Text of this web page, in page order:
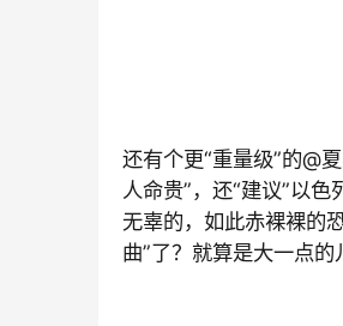
还有个更“重量级”的@
人命贵”，还“建议”以
无辜的，如此赤裸裸的
曲”了？就算是大一点的